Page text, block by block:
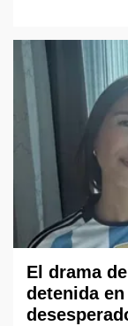
El drama
detenida